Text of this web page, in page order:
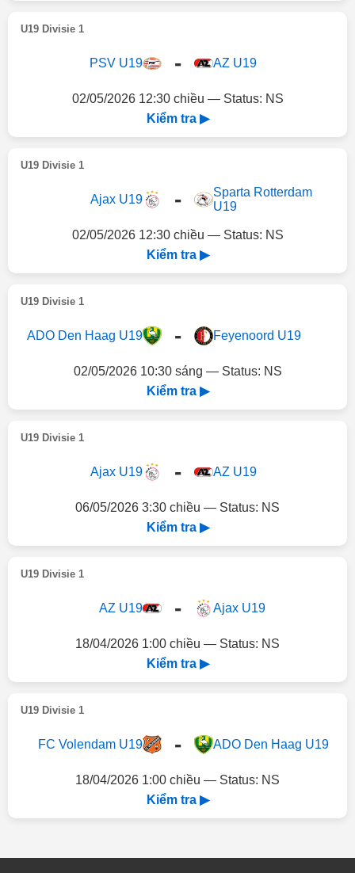
U19 Divisie 1
PSV U19 - AZ U19
02/05/2026 12:30 chiều — Status: NS
Kiểm tra ▶
U19 Divisie 1
Ajax U19 -
Sparta Rotterdam
U19
02/05/2026 12:30 chiều — Status: NS
Kiểm tra ▶
U19 Divisie 1
ADO Den Haag U19 - Feyenoord U19
02/05/2026 10:30 sáng — Status: NS
Kiểm tra ▶
U19 Divisie 1
Ajax U19 - AZ U19
06/05/2026 3:30 chiều — Status: NS
Kiểm tra ▶
U19 Divisie 1
AZ U19 - Ajax U19
18/04/2026 1:00 chiều — Status: NS
Kiểm tra ▶
U19 Divisie 1
FC Volendam U19 - ADO Den Haag U19
18/04/2026 1:00 chiều — Status: NS
Kiểm tra ▶